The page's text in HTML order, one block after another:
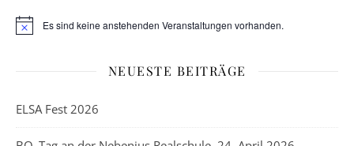
HinweisEs sind keine anstehenden Veranstaltungen vorhanden.
NEUESTE BEITRÄGE
ELSA Fest 2026